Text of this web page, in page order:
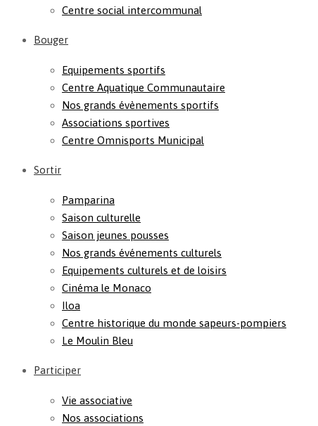
Centre social intercommunal
Bouger
Equipements sportifs
Centre Aquatique Communautaire
Nos grands évènements sportifs
Associations sportives
Centre Omnisports Municipal
Sortir
Pamparina
Saison culturelle
Saison jeunes pousses
Nos grands événements culturels
Equipements culturels et de loisirs
Cinéma le Monaco
Iloa
Centre historique du monde sapeurs-pompiers
Le Moulin Bleu
Participer
Vie associative
Nos associations